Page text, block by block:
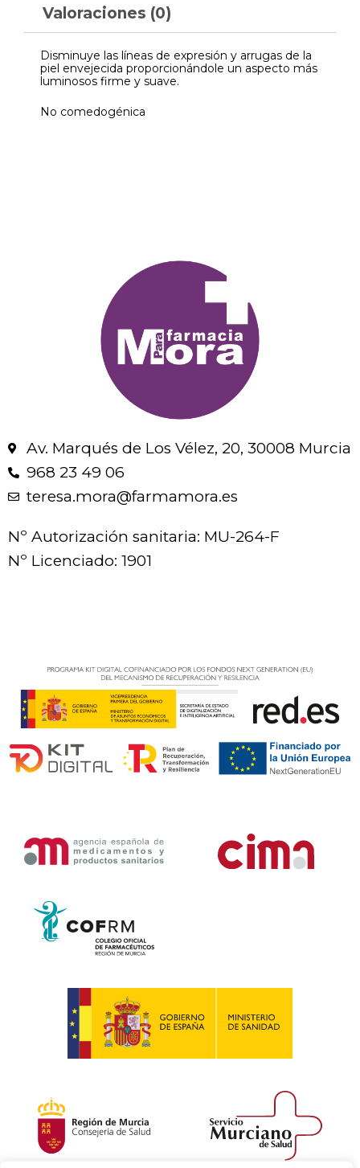
Valoraciones (0)
Disminuye las líneas de expresión y arrugas de la
piel envejecida proporcionándole un aspecto más
luminosos firme y suave.
No comedogénica
Av. Marqués de Los Vélez, 20, 30008 Murcia
968 23 49 06
teresa.mora@farmamora.es
Nº Autorización sanitaria: MU-264-F
Nº Licenciado: 1901